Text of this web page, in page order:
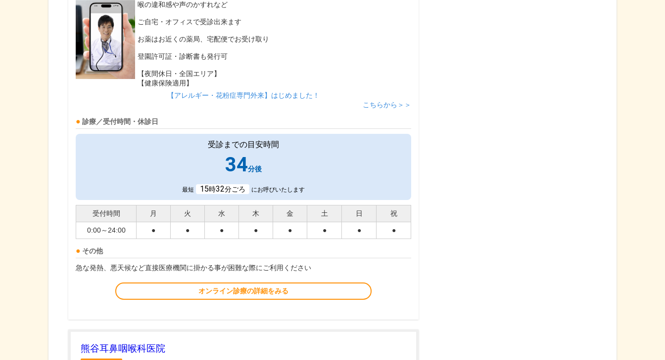
喉の違和感や声のかすれなど
ご自宅・オフィスで受診出来ます
お薬はお近くの薬局、宅配便でお受け取り
登園許可証・診断書も発行可
【夜間休日・全国エリア】
【健康保険適用】
【アレルギー・花粉症専門外来】はじめました！
こちらから＞＞
診療／受付時間・休診日
受診までの目安時間
34分後
最短 15時32分ごろ にお呼びいたします
受付時間 月 火 水 木 金 土 日 祝
0:00～24:00 ● ● ● ● ● ● ● ●
その他
急な発熱、悪天候など直接医療機関に掛かる事が困難な際にご利用ください
オンライン診療の詳細をみる
熊谷耳鼻咽喉科医院